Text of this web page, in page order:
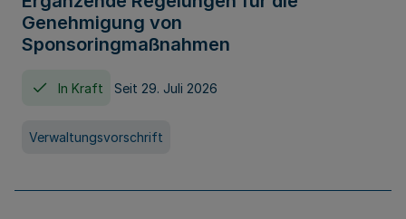
Genehmigung von
Sponsoringmaßnahmen
In Kraft Seit 29. Juli 2026
Verwaltungsvorschrift